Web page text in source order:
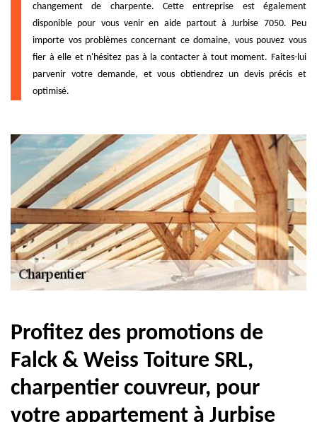
changement de charpente. Cette entreprise est également
disponible pour vous venir en aide partout à Jurbise 7050. Peu
importe vos problèmes concernant ce domaine, vous pouvez vous
fier à elle et n'hésitez pas à la contacter à tout moment. Faites-lui
parvenir votre demande, et vous obtiendrez un devis précis et
optimisé.
Profitez des promotions de
Falck & Weiss Toiture SRL,
charpentier couvreur, pour
votre appartement à Jurbise